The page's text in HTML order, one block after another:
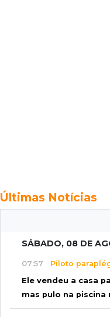
Últimas Notícias
SÁBADO, 08 DE
07:57 Piloto
Ele vendeu a casa
mas pulo na piscina